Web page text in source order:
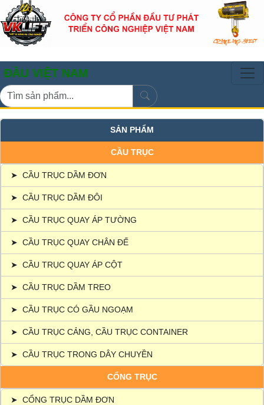
NAM
SẢN PHẨM
CẦU TRỤC
➤ CẦU TRỤC DẦM ĐƠN
➤ CẦU TRỤC DẦM ĐÔI
➤ CẦU TRỤC QUAY ÁP TƯỜNG
➤ CẦU TRỤC QUAY CHÂN ĐẾ
➤ CẦU TRỤC QUAY ÁP CỘT
➤ CẦU TRỤC DẦM TREO
➤ CẦU TRỤC CÓ GẦU NGOẠM
➤ CẦU TRỤC CẢNG, CẦU TRỤC CONTAINER
➤ CẦU TRỤC TRONG DÂY CHUYỀN
CỔNG TRỤC
➤ CỔNG TRỤC DẦM ĐƠN